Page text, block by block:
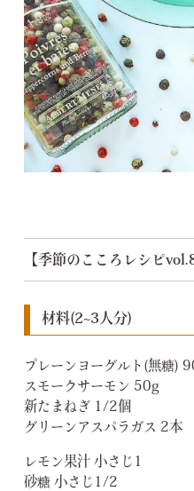
【季節のこころレシピ
材料(2~3人分)
プレーンヨーグルト(無糖)
スモークサーモン 50g
新たまねぎ 1/2個
グリーンアスパラガス 2本
レモン果汁 小さじ1
砂糖 小さじ1/2